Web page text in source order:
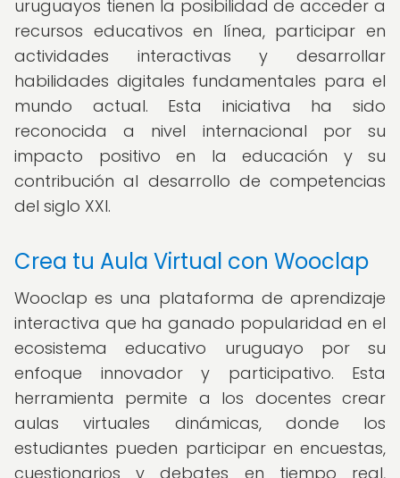
uruguayos tienen la posibilidad de acceder a
recursos educativos en línea, participar en
actividades interactivas y desarrollar
habilidades digitales fundamentales para el
mundo actual. Esta iniciativa ha sido
reconocida a nivel internacional por su
impacto positivo en la educación y su
contribución al desarrollo de competencias
del siglo XXI.
Crea tu Aula Virtual con Wooclap
Wooclap es una plataforma de aprendizaje
interactiva que ha ganado popularidad en el
ecosistema educativo uruguayo por su
enfoque innovador y participativo. Esta
herramienta permite a los docentes crear
aulas virtuales dinámicas, donde los
estudiantes pueden participar en encuestas,
cuestionarios y debates en tiempo real,